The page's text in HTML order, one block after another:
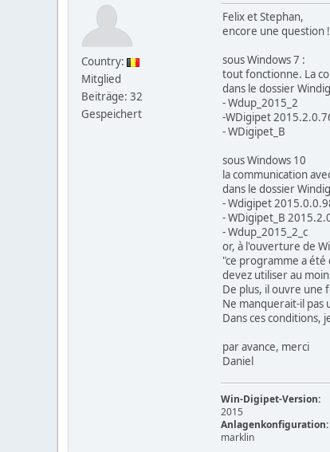
Country:
Mitglied
Beiträge: 32
Gespeichert
Felix et Stephan,
encore une question !
sous Windows 7 :
tout fonctionne. La
dans le dossier
-
-WDigipet
- WDigipet_B
sous Windows 10
la communication
dans le dossier
- Wdigipet
- WDigipet_B
-
or, à l'ouverture de
"ce programme a
devez utiliser au
De plus, il ouvre une
Ne manquerait-il pas
Dans ces conditions,
par avance, merci
Daniel
Win-Digipet-Version:
2015
Anlagenkonfiguration:
marklin